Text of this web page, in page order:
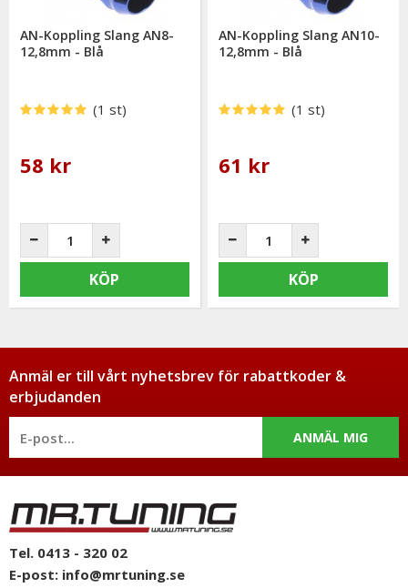
AN-Koppling Slang AN8-
12,8mm - Blå
(1 st)
58 kr
KÖP
AN-Koppling Slang AN10-
12,8mm - Blå
(1 st)
61 kr
KÖP
Anmäl er till vårt nyhetsbrev för rabattkoder &
erbjudanden
ANMÄL MIG
Tel. 0413 - 320 02
E-post: info@mrtuning.se